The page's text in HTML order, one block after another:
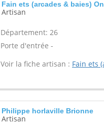
Fain ets (arcades & baies)
Artisan
Département: 26
Porte d'entrée -
Voir la fiche artisan : Fain ets
Philippe horlaville Brionne
Artisan